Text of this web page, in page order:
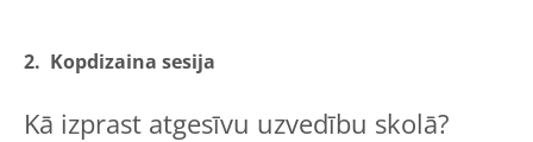
2. Kopdizaina sesija
Kā izprast atgesīvu uzvedību skolā?